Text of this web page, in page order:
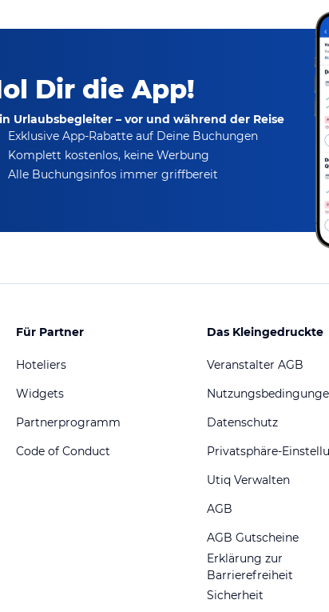
Dir die App!
Urlaubsbegleiter – vor und während der Reise
Exklusive App-Rabatteauf Deine Buchungen
Komplett kostenlos, keine Werbung
Alle Buchungsinfos immer griffbereit
Für Partner
Hoteliers
Widgets
Partnerprogramm
Code of Conduct
Das Kleingedruckte
Veranstalter AGB
Datenschutz
Privatsphäre-
Utiq Verwalten
AGB
AGB Gutscheine
Erklärung zur
Barrierefreiheit
Sicherheit